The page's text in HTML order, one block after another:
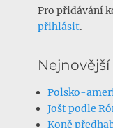
Pro přidávání
přihlásit.
Polsko-
Jošt podle
Koně